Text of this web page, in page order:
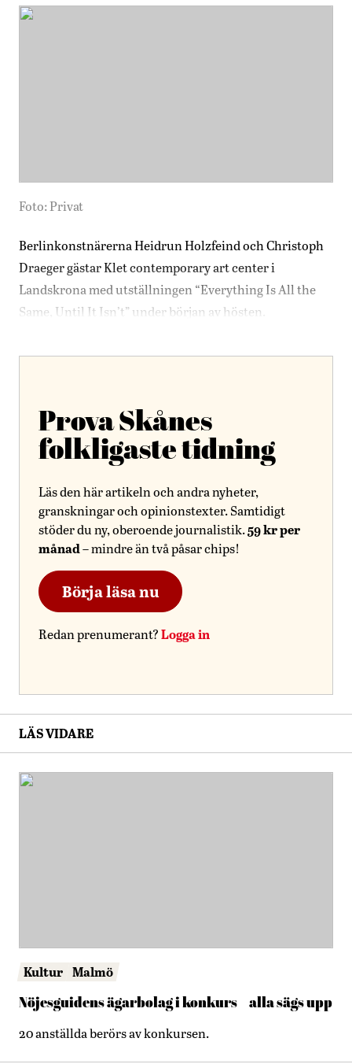
Foto: Privat
Berlinkonstnärerna Heidrun Holzfeind och Christoph
Draeger gästar Klet contemporary art center i
Landskrona med utställningen “Everything Is All the
Same, Until It Isn’t” under början av hösten.
Prova Skånes
folkligaste tidning
Läs den här artikeln och andra nyheter,
granskningar och opinionstexter. Samtidigt
stöder du ny, oberoende journalistik.59 kr per
månad– mindre än två påsar chips!
Börja läsa nu
Redan prenumerant?Logga in
LÄS VIDARE
Kultur Malmö
Nöjesguidens ägarbolag i konkurs – alla sägs upp
20 anställda berörs av konkursen.